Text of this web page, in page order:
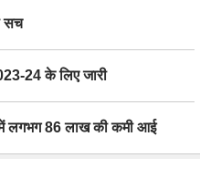
सच
24 के लिए जारी
लगभग 86 लाख की कमी आई